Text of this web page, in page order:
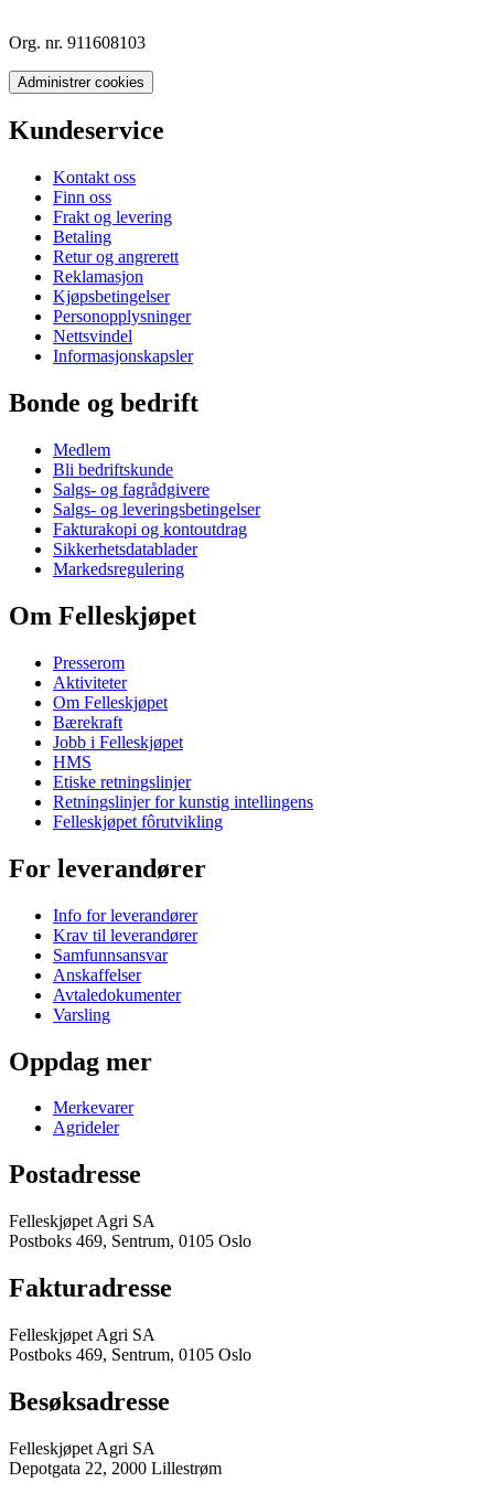
Org. nr. 911608103
Administrer cookies
Kundeservice
Kontakt oss
Finn oss
Frakt og levering
Betaling
Retur og angrerett
Reklamasjon
Kjøpsbetingelser
Personopplysninger
Nettsvindel
Informasjonskapsler
Bonde og bedrift
Medlem
Bli bedriftskunde
Salgs- og fagrådgivere
Salgs- og leveringsbetingelser
Fakturakopi og kontoutdrag
Sikkerhetsdatablader
Markedsregulering
Om Felleskjøpet
Presserom
Aktiviteter
Om Felleskjøpet
Bærekraft
Jobb i Felleskjøpet
HMS
Etiske retningslinjer
Retningslinjer for kunstig intellingens
Felleskjøpet fôrutvikling
For leverandører
Info for leverandører
Krav til leverandører
Samfunnsansvar
Anskaffelser
Avtaledokumenter
Varsling
Oppdag mer
Merkevarer
Agrideler
Postadresse
Felleskjøpet Agri SA
Postboks 469, Sentrum, 0105 Oslo
Fakturadresse
Felleskjøpet Agri SA
Postboks 469, Sentrum, 0105 Oslo
Besøksadresse
Felleskjøpet Agri SA
Depotgata 22, 2000 Lillestrøm